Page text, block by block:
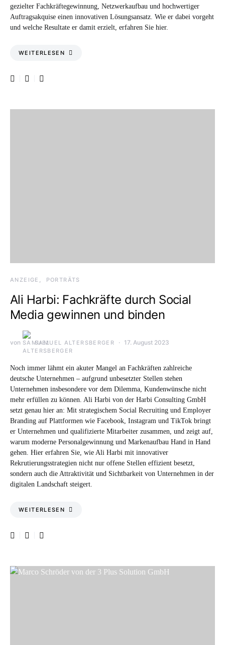
gezielter Fachkräftegewinnung, Netzwerkaufbau und hochwertiger
Auftragsakquise einen innovativen Lösungsansatz. Wie er dabei vorgeht
und welche Resultate er damit erzielt, erfahren Sie hier.
WEITERLESEN
ANZEIGE PORTRÄTS
Ali Harbi: Fachkräfte durch Social
Media gewinnen und binden
von SAMUEL ALTERSBERGER 17. August 2023
Noch immer lähmt ein akuter Mangel an Fachkräften zahlreiche
deutsche Unternehmen – aufgrund unbesetzter Stellen stehen
Unternehmen insbesondere vor dem Dilemma, Kundenwünsche nicht
mehr erfüllen zu können. Ali Harbi von der Harbi Consulting GmbH
setzt genau hier an: Mit strategischem Social Recruiting und Employer
Branding auf Plattformen wie Facebook, Instagram und TikTok bringt
er Unternehmen und qualifizierte Mitarbeiter zusammen, und zeigt auf,
warum moderne Personalgewinnung und Markenaufbau Hand in Hand
gehen. Hier erfahren Sie, wie Ali Harbi mit innovativer
Rekrutierungsstrategien nicht nur offene Stellen effizient besetzt,
sondern auch die Attraktivität und Sichtbarkeit von Unternehmen in der
digitalen Landschaft steigert.
WEITERLESEN